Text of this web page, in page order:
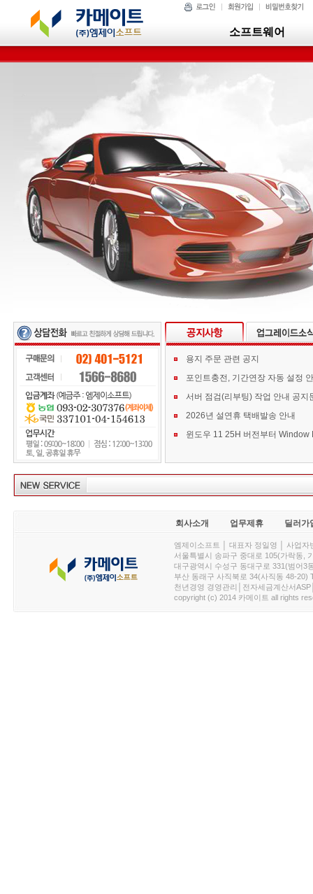
소프트웨어
용지 주문 관련 공지
포인트충전, 기간연장 자동 설정
서버 점검(리부팅) 작업 안내 공지
2026년 설연휴 택배발송 안내
회사소개 업무제휴 딜러가
엠제이소프트 │ 대표자 정일영 │ 사업
서울특별시 송파구 중대로 105(가락동,
대구광역시 수성구 동대구로 331(범어3
부산 동래구 사직북로 34(사직동 48-20)
천년경영 경영관리│전자세금계산서
copyright (c) 2014 카메이트 all rights